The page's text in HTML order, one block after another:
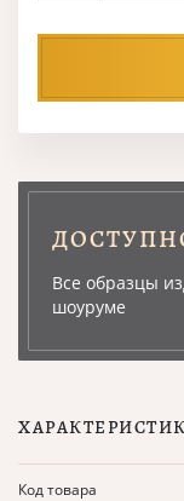
Все образцы
шоуруме
Код товара